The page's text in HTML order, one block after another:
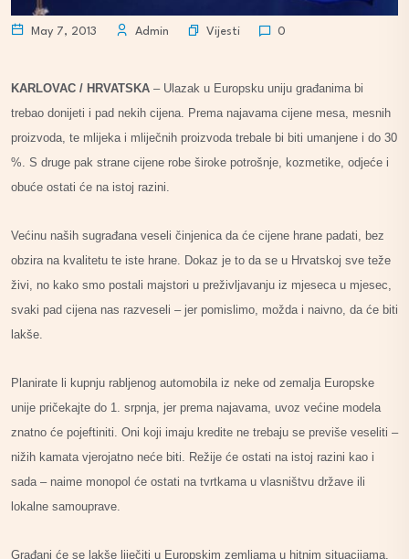
May 7, 2013 Admin Vijesti 0
KARLOVAC / HRVATSKA – Ulazak u Europsku uniju građanima bi
trebao donijeti i pad nekih cijena. Prema najavama cijene mesa, mesnih
proizvoda, te mlijeka i mliječnih proizvoda trebale bi biti umanjene i do 30
%. S druge pak strane cijene robe široke potrošnje, kozmetike, odjeće i
obuće ostati će na istoj razini.
Većinu naših sugrađana veseli činjenica da će cijene hrane padati, bez
obzira na kvalitetu te iste hrane. Dokaz je to da se u Hrvatskoj sve teže
živi, no kako smo postali majstori u preživljavanju iz mjeseca u mjesec,
svaki pad cijena nas razveseli – jer pomislimo, možda i naivno, da će biti
lakše.
Planirate li kupnju rabljenog automobila iz neke od zemalja Europske
unije pričekajte do 1. srpnja, jer prema najavama, uvoz većine modela
znatno će pojeftiniti. Oni koji imaju kredite ne trebaju se previše veseliti –
nižih kamata vjerojatno neće biti. Režije će ostati na istoj razini kao i
sada – naime monopol će ostati na tvrtkama u vlasništvu države ili
lokalne samouprave.
Građani će se lakše liječiti u Europskim zemljama u hitnim situacijama,